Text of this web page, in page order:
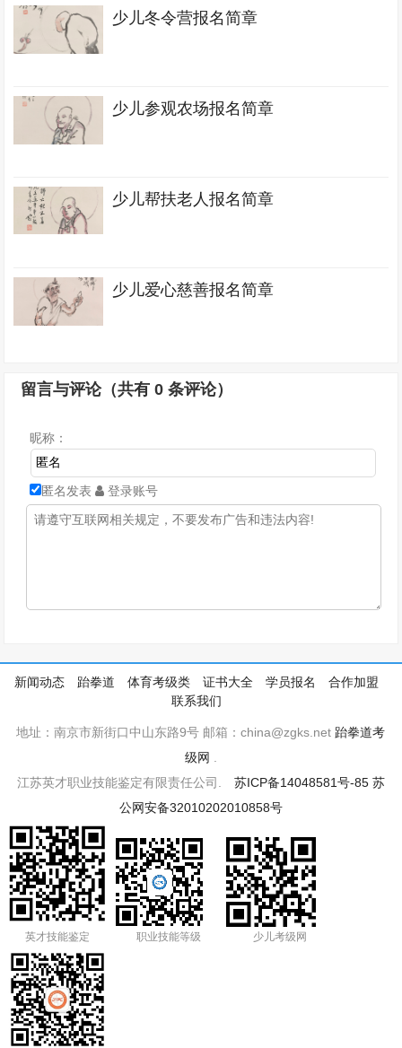
少儿冬令营报名简章
少儿参观农场报名简章
少儿帮扶老人报名简章
少儿爱心慈善报名简章
留言与评论（共有0 条评论）
昵称：
匿名发表 登录账号
新闻动态 跆拳道 体育考级类 证书大全 学员报名
合作加盟
联系我们
地址：南京市新街口中山东路9号 邮箱：china@zgks.net 跆拳道考
级网
江苏英才职业技能鉴定有限责任公司. 苏ICP备14048581号-85 苏
公网安备32010202010858号
英才技能鉴定 职业技能等级 少儿考级网